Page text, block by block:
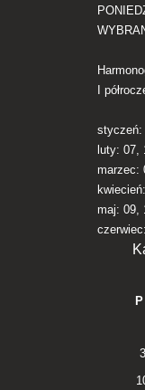
I
styczeń:
luty: 07,
marzec:
maj: 09,
P
3